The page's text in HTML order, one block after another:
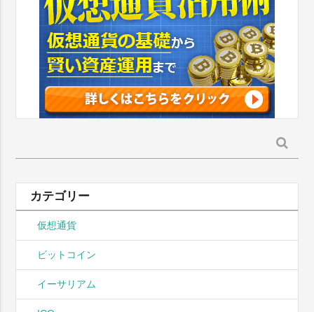
索:
カテゴリー
仮想通貨
ビットコイン
イーサリアム